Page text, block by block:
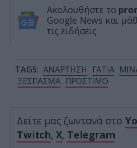
Ακολουθήστε το
Google News και
τις ειδήσεις
TAGS: ΑΝΑΡΤΗΣΗ ΓΑΤΙΑ
ΞΕΣΠΑΣΜΑ ΠΡΟΣΤΙΜΟ
Δείτε μας ζωντανά στο
Twitch, X, Telegram